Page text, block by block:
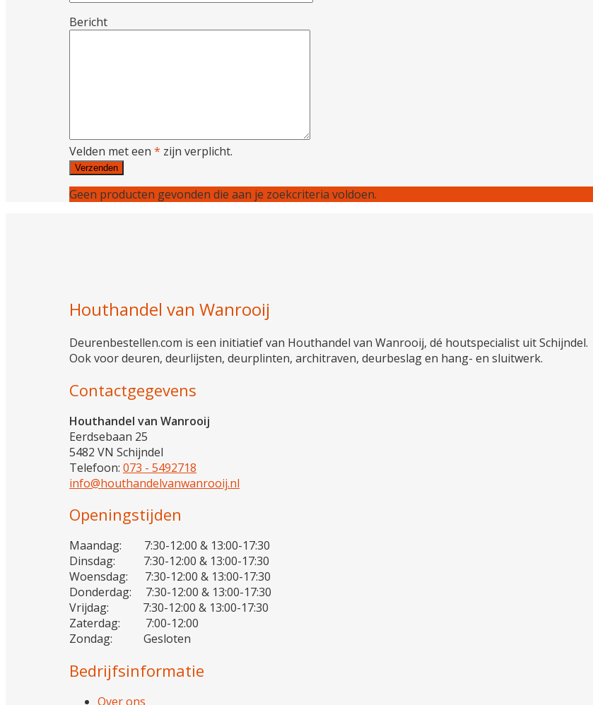
Bericht
Velden met een * zijn verplicht.
Geen producten gevonden die aan je zoekcriteria voldoen.
Houthandel van Wanrooij
Deurenbestellen.com is een initiatief van Houthandel van Wanrooij, dé houtspecialist uit Schijndel.
Ook voor deuren, deurlijsten, deurplinten, architraven, deurbeslag en hang- en sluitwerk.
Contactgegevens
Houthandel van Wanrooij
Eerdsebaan 25
5482 VN Schijndel
Telefoon: 073 - 5492718
info@houthandelvanwanrooij.nl
Openingstijden
Maandag: 7:30-12:00 & 13:00-17:30
Dinsdag: 7:30-12:00 & 13:00-17:30
Woensdag: 7:30-12:00 & 13:00-17:30
Donderdag: 7:30-12:00 & 13:00-17:30
Vrijdag: 7:30-12:00 & 13:00-17:30
Zaterdag: 7:00-12:00
Zondag: Gesloten
Bedrijfsinformatie
Over ons